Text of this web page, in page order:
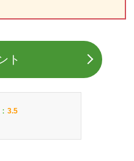
ト
3.5